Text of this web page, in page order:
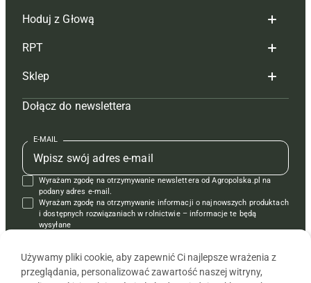
Redakcja
Reklama
Tagi
Mapa serwisu
Kontakt
Regulamin
Polityka prywatności
Hoduj z Głową
Hoduj z głową bydło
Hoduj z głową świnie
Prenumerata
Redakcja
Kontakt
Reklama
RPT
Redakcja
Prenumerata
Reklama
Kontakt
Krzyżówki
Sklep
Czasopisma i prenumerata
Książki
Regulamin
Dołącz do newslettera
E-MAIL
Wyrażam zgodę na otrzymywanie newslettera od Agropolska.pl na
podany adres e-mail.
Wyrażam zgodę na otrzymywanie informacji o najnowszych produktach
i dostępnych rozwiązaniach w rolnictwie – informacje te będą
wysyłane
Używamy pliki cookie, aby zapewnić Ci najlepsze wrażenia z
przeglądania, personalizować zawartość naszej witryny,